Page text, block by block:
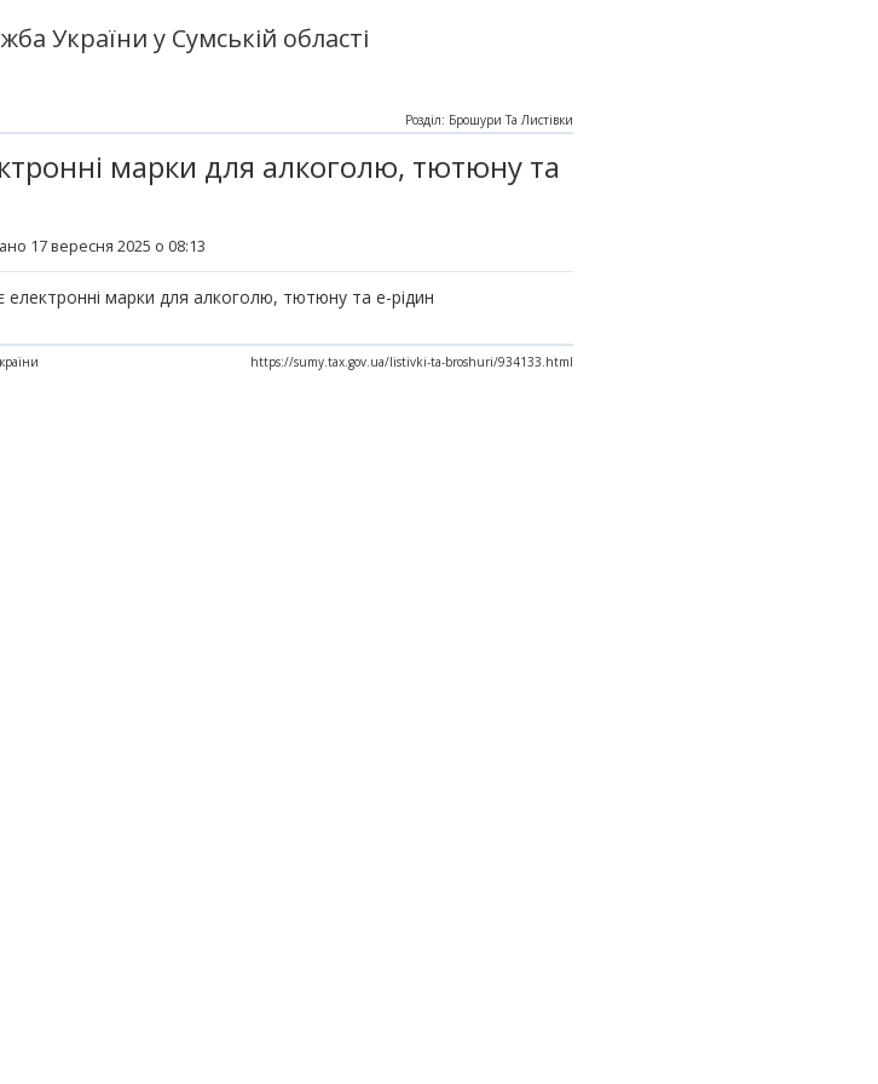
України у Сумській області
марки для алкоголю, тютюну та
17 вересня 2025 о 08:13
Розділ: Брошури Та Листівки
електронні марки для алкоголю, тютюну та е-рідин
https://sumy.tax.gov.ua/listivki-ta-broshuri/934133.html